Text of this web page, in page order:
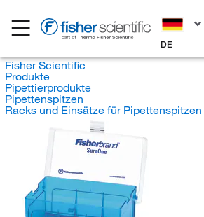
DE
Fisher Scientific
Produkte
Pipettierprodukte
Pipettenspitzen
Racks und Einsätze für Pipettenspitzen